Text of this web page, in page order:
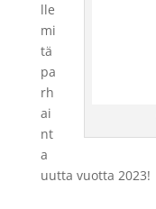
lle
mi
tä
pa
rh
ai
nt
a
uutta vuotta 2023!